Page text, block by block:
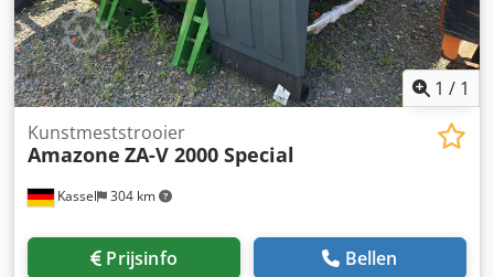
1 / 1
Kassel 304 km
Kunstmeststrooier
Amazone ZA-V 2000 Special
Prijsinfo Bellen